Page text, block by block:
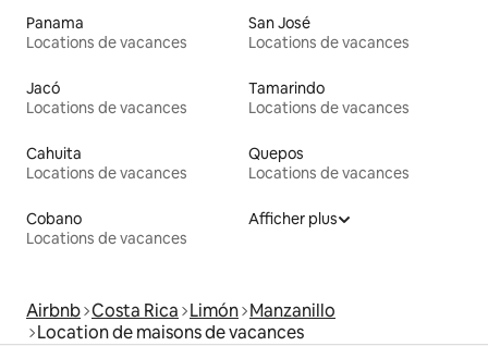
Panama
Locations de vacances
San José
Locations de vacances
Jacó
Locations de vacances
Tamarindo
Locations de vacances
Cahuita
Locations de vacances
Quepos
Locations de vacances
Cobano
Locations de vacances
Afficher plus
Airbnb Costa Rica Limón Manzanillo
Location de maisons de vacances